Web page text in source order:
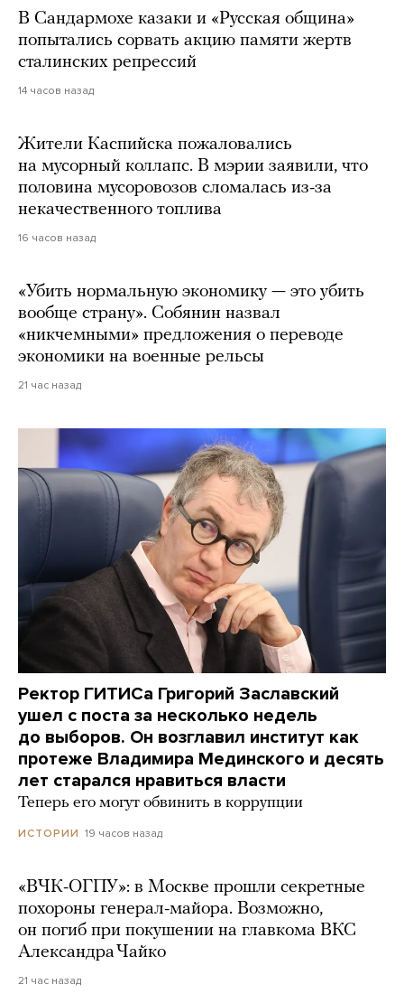
В Сандармохе казаки и «Русская община»
попытались сорвать акцию памяти жертв
сталинских репрессий
14 часов назад
Жители Каспийска пожаловались
на мусорный коллапс. В мэрии заявили, что
половина мусоровозов сломалась из-за
некачественного топлива
16 часов назад
«Убить нормальную экономику — это убить
вообще страну». Собянин назвал
«никчемными» предложения о переводе
экономики на военные рельсы
21 час назад
Ректор ГИТИСа Григорий Заславский
ушел с поста за несколько недель
до выборов. Он возглавил институт как
протеже Владимира Мединского и десять
лет старался нравиться власти
Теперь его могут обвинить в коррупции
ИСТОРИИ 19 часов назад
«ВЧК-ОГПУ»: в Москве прошли секретные
похороны генерал-майора. Возможно,
он погиб при покушении на главкома ВКС
Александра Чайко
21 час назад